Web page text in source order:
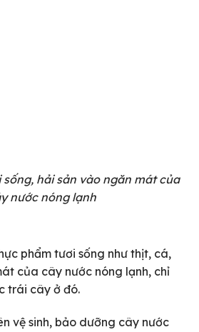
hải sản vào ngăn mát của
nước nóng lạnh
phẩm tươi sống như thịt, cá,
của cây nước nóng lạnh, chỉ
trái cây ở đó.
vệ sinh, bảo dưỡng cây nước